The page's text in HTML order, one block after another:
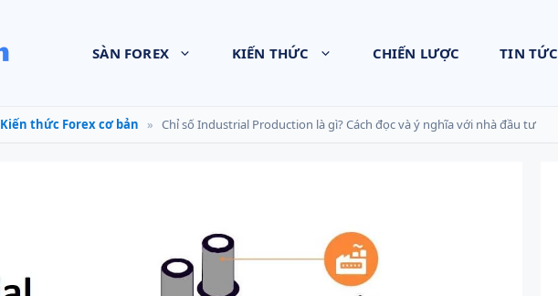
SÀN FOREX KIẾN THỨC CHIẾN LƯỢC TIN TỨC
Kiến thức Forex cơ bản » Chỉ số Industrial Production là gì? Cách đọc và ý nghĩa với nhà đầu tư